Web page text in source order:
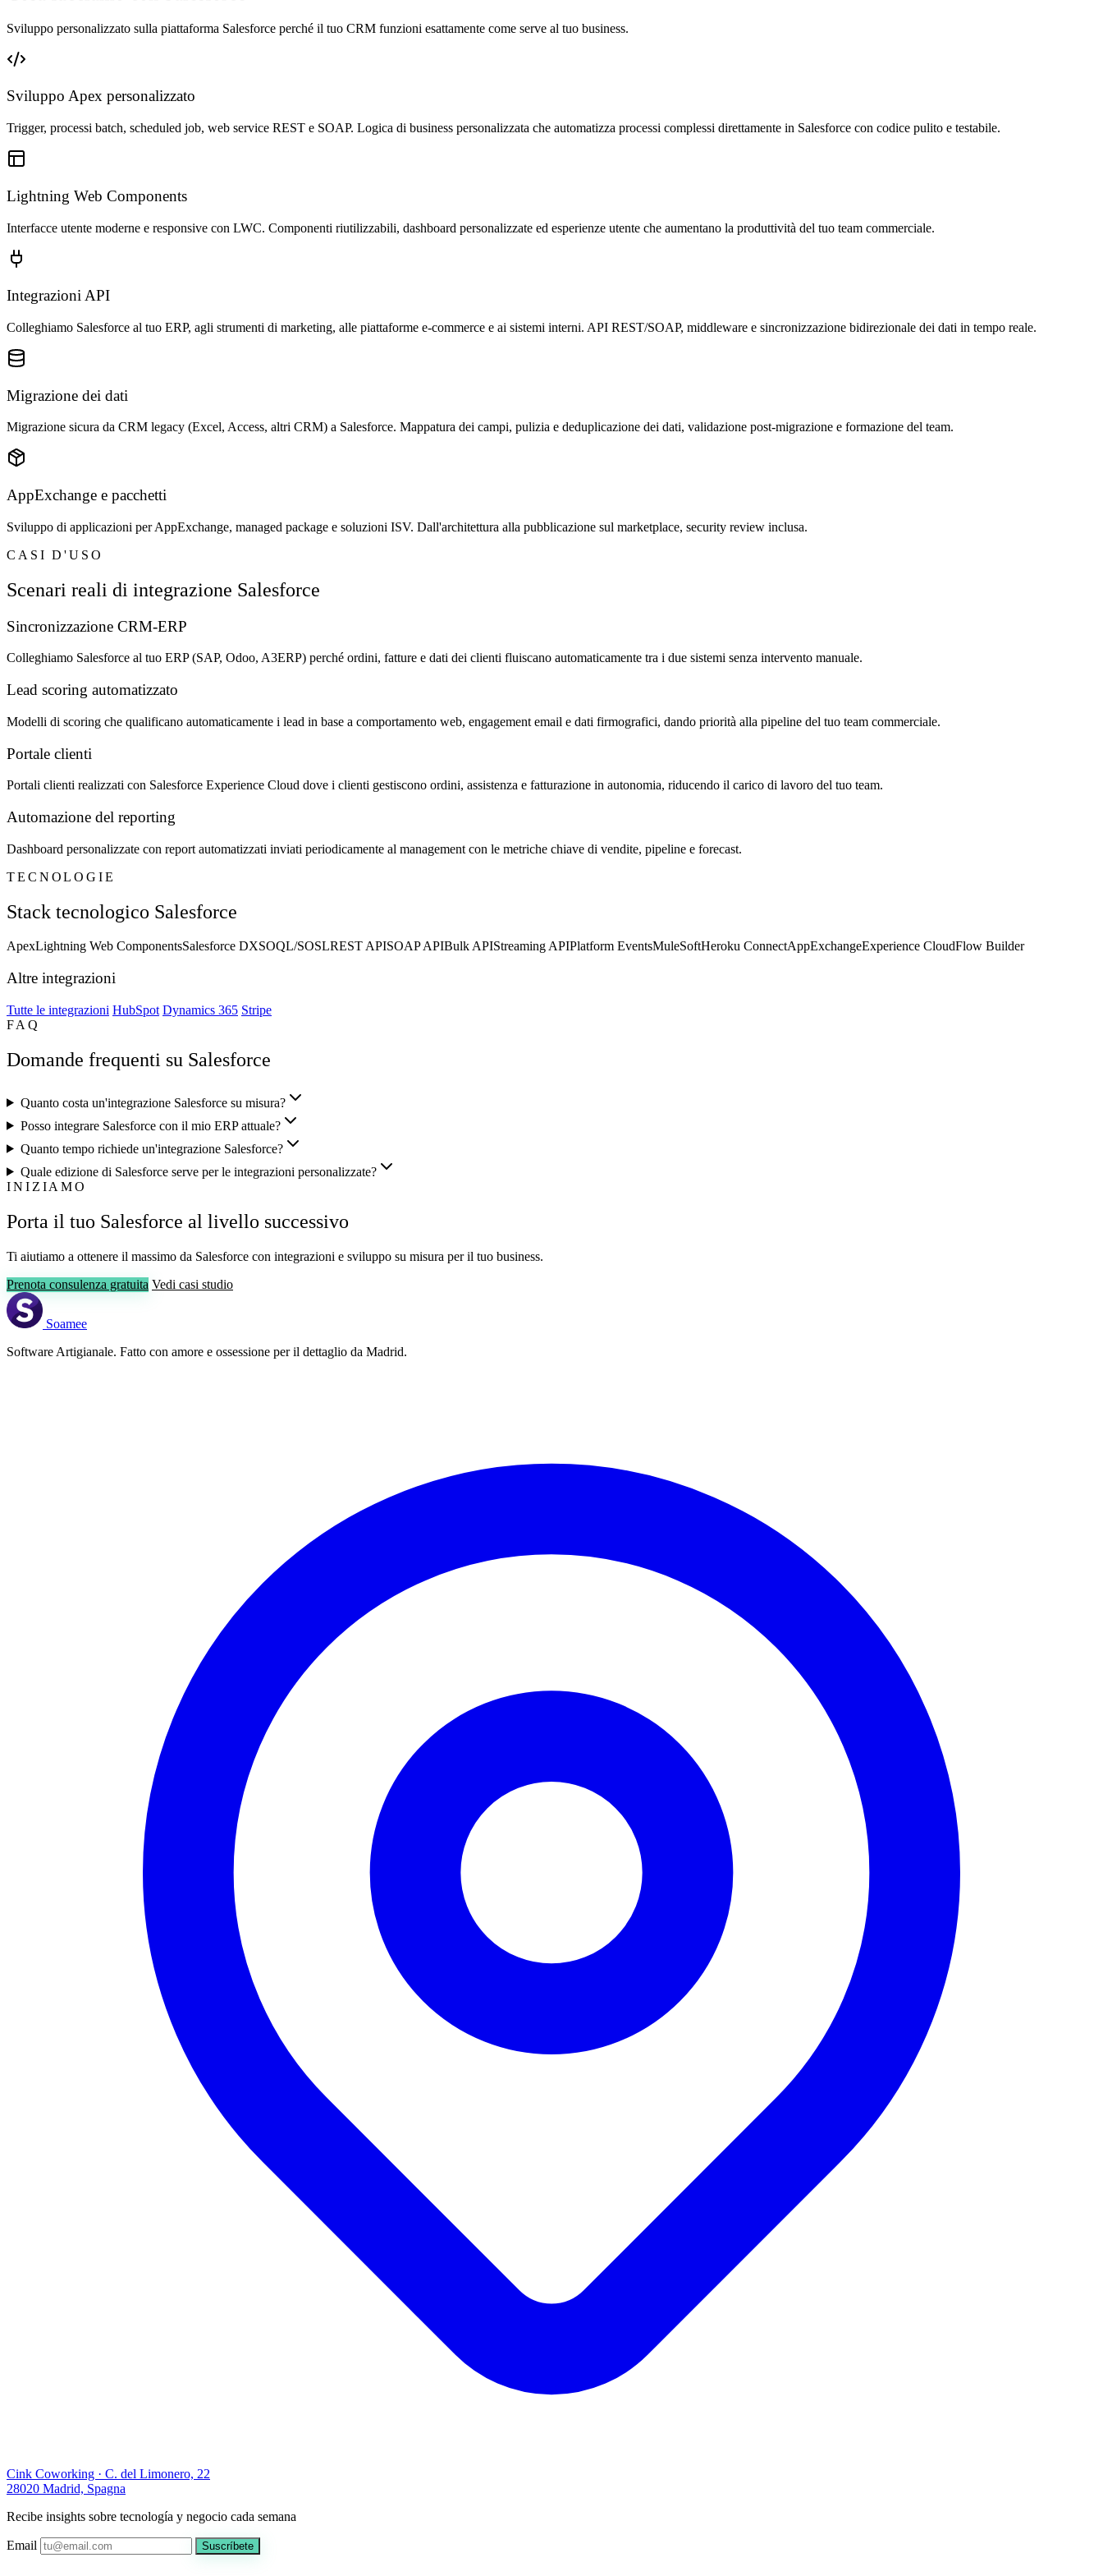
Sviluppo personalizzato sulla piattaforma Salesforce perché il tuo CRM funzioni esattamente come serve al tuo business.
Sviluppo Apex personalizzato
Trigger, processi batch, scheduled job, web service REST e SOAP. Logica di business personalizzata che automatizza processi complessi direttamente in Salesforce con codice pulito e testabile.
Lightning Web Components
Interfacce utente moderne e responsive con LWC. Componenti riutilizzabili, dashboard personalizzate ed esperienze utente che aumentano la produttività del tuo team commerciale.
Integrazioni API
Colleghiamo Salesforce al tuo ERP, agli strumenti di marketing, alle piattaforme e-commerce e ai sistemi interni. API REST/SOAP, middleware e sincronizzazione bidirezionale dei dati in tempo reale.
Migrazione dei dati
Migrazione sicura da CRM legacy (Excel, Access, altri CRM) a Salesforce. Mappatura dei campi, pulizia e deduplicazione dei dati, validazione post-migrazione e formazione del team.
AppExchange e pacchetti
Sviluppo di applicazioni per AppExchange, managed package e soluzioni ISV. Dall'architettura alla pubblicazione sul marketplace, security review inclusa.
CASI D'USO
Scenari reali di integrazione Salesforce
Sincronizzazione CRM-ERP
Colleghiamo Salesforce al tuo ERP (SAP, Odoo, A3ERP) perché ordini, fatture e dati dei clienti fluiscano automaticamente tra i due sistemi senza intervento manuale.
Lead scoring automatizzato
Modelli di scoring che qualificano automaticamente i lead in base a comportamento web, engagement email e dati firmografici, dando priorità alla pipeline del tuo team commerciale.
Portale clienti
Portali clienti realizzati con Salesforce Experience Cloud dove i clienti gestiscono ordini, assistenza e fatturazione in autonomia, riducendo il carico di lavoro del tuo team.
Automazione del reporting
Dashboard personalizzate con report automatizzati inviati periodicamente al management con le metriche chiave di vendite, pipeline e forecast.
TECNOLOGIE
Stack tecnologico Salesforce
ApexLightning Web ComponentsSalesforce DXSOQL/SOSLREST APISOAP APIBulk APIStreaming APIPlatform EventsMuleSoftHeroku ConnectAppExchangeExperience CloudFlow Builder
Altre integrazioni
Tutte le integrazioni HubSpot Dynamics 365 Stripe
FAQ
Domande frequenti su Salesforce
Quanto costa un'integrazione Salesforce su misura?
Posso integrare Salesforce con il mio ERP attuale?
Quanto tempo richiede un'integrazione Salesforce?
Quale edizione di Salesforce serve per le integrazioni personalizzate?
INIZIAMO
Porta il tuo Salesforce al livello successivo
Ti aiutiamo a ottenere il massimo da Salesforce con integrazioni e sviluppo su misura per il tuo business.
Prenota consulenza gratuita Vedi casi studio
Soamee
Software Artigianale. Fatto con amore e ossessione per il dettaglio da Madrid.
Cink Coworking · C. del Limonero, 22
28020 Madrid, Spagna
Recibe insights sobre tecnología y negocio cada semana
Email Suscríbete